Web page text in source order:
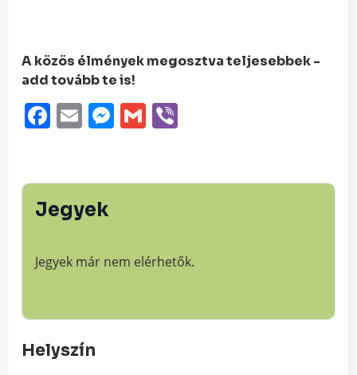
A közös élmények megosztva teljesebbek -
add tovább te is!
Facebook
EmailMessenger
Gmail
Jegyek
Jegyek már nem elérhetők.
Helyszín